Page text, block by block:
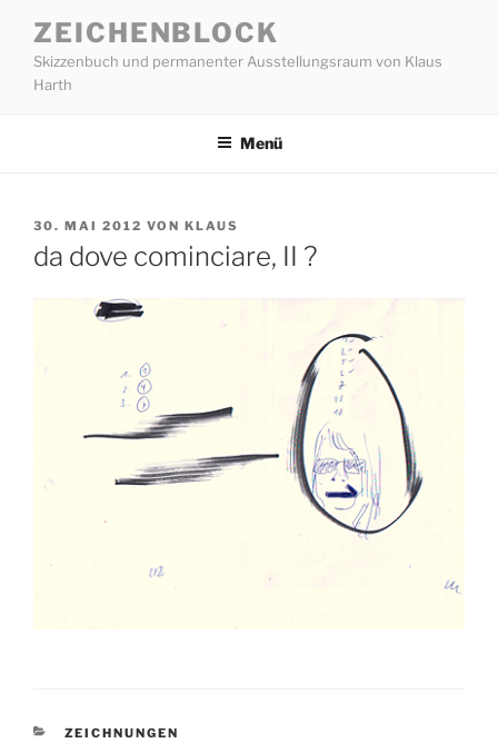
Inhalt
springen
ZEICHENBLOCK
Skizzenbuch und permanenter Ausstellungsraum von Klaus
Harth
Menü
VERÖFFENTLICHT
AM
30. MAI 2012 VON KLAUS
da dove cominciare, II ?
KATEGORIEN
ZEICHNUNGEN